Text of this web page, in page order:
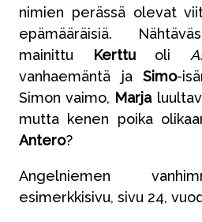
nimien perässä olevat
epämääräisiä.
mainittu
Kerttuoli
vanhaemäntä jaSimo-
Simon vaimo, Marja
mutta kenen poika
Antero?
Angelniemen
esimerkkisivu, sivu 24,